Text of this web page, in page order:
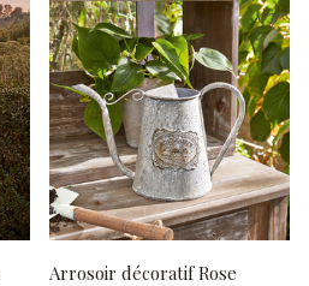
Arrosoir décoratif Rose